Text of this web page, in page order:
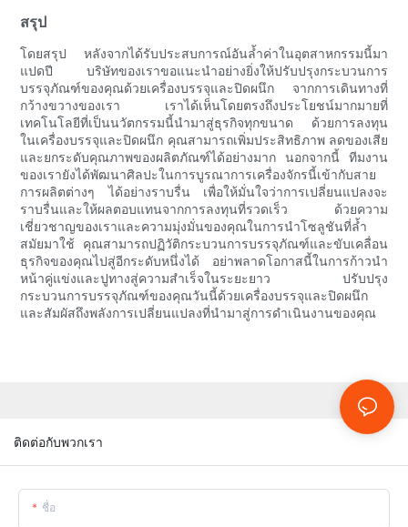
สรุป
โดยสรุป หลังจากได้รับประสบการณ์อันล้ำค่าในอุตสาหกรรมนี้มา
แปดปี บริษัทของเราขอแนะนำอย่างยิ่งให้ปรับปรุงกระบวนการ
บรรจุภัณฑ์ของคุณด้วยเครื่องบรรจุและปิดผนึก จากการเดินทางที่
กว้างขวางของเรา เราได้เห็นโดยตรงถึงประโยชน์มากมายที่
เทคโนโลยีที่เป็นนวัตกรรมนี้นำมาสู่ธุรกิจทุกขนาด ด้วยการลงทุน
ในเครื่องบรรจุและปิดผนึก คุณสามารถเพิ่มประสิทธิภาพ ลดของเสีย
และยกระดับคุณภาพของผลิตภัณฑ์ได้อย่างมาก นอกจากนี้ ทีมงาน
ของเรายังได้พัฒนาศิลปะในการบูรณาการเครื่องจักรนี้เข้ากับสาย
การผลิตต่างๆ ได้อย่างราบรื่น เพื่อให้มั่นใจว่าการเปลี่ยนแปลงจะ
ราบรื่นและให้ผลตอบแทนจากการลงทุนที่รวดเร็ว ด้วยความ
เชี่ยวชาญของเราและความมุ่งมั่นของคุณในการนำโซลูชันที่ล้ำ
สมัยมาใช้ คุณสามารถปฏิวัติกระบวนการบรรจุภัณฑ์และขับเคลื่อน
ธุรกิจของคุณไปสู่อีกระดับหนึ่งได้ อย่าพลาดโอกาสนี้ในการก้าวนำ
หน้าคู่แข่งและปูทางสู่ความสำเร็จในระยะยาว ปรับปรุง
กระบวนการบรรจุภัณฑ์ของคุณวันนี้ด้วยเครื่องบรรจุและปิดผนึก
และสัมผัสถึงพลังการเปลี่ยนแปลงที่นำมาสู่การดำเนินงานของคุณ
ติดต่อกับพวกเรา
ชื่อ